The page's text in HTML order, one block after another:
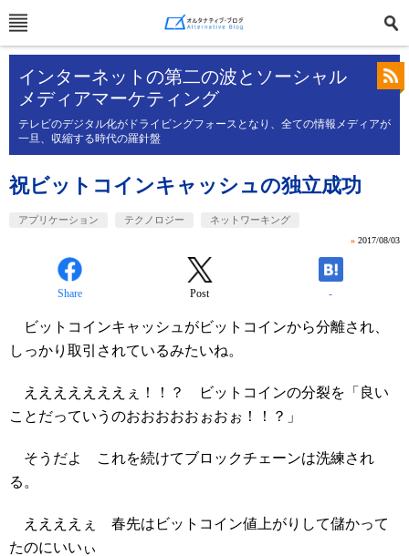
インターネットの第二の波とソーシャル
メディアマーケティング
テレビのデジタル化がドライビングフォースとなり、全ての情報メディアが
一旦、収縮する時代の羅針盤
祝ビットコインキャッシュの独立成功
アプリケーション テクノロジー ネットワーキング
» 2017/08/03
Share Post -
ビットコインキャッシュがビットコインから分離され、
しっかり取引されているみたいね。
えええええええぇ！！？ ビットコインの分裂を「良い
ことだっていうのおおおおおぉおぉ！！？」
そうだよ これを続けてブロックチェーンは洗練され
る。
ええええぇ 春先はビットコイン値上がりして儲かって
たのにいいぃ